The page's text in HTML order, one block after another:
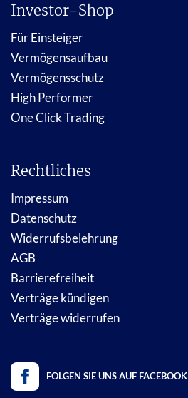
Investor-Shop
Für Einsteiger
Vermögensaufbau
Vermögensschutz
High Performer
One Click Trading
Rechtliches
Impressum
Datenschutz
Widerrufsbelehrung
AGB
Barrierefreiheit
Verträge kündigen
Verträge widerrufen
FOLGEN SIE UNS AUF FACEBOOK